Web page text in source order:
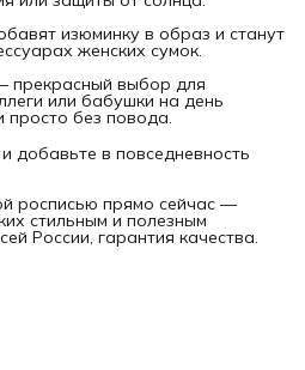
изюминку в образ и станут
женских сумок.
прекрасный выбор для
или бабушки на день
без повода.
добавьте в повседневность
росписью прямо сейчас —
стильным и полезным
России, гарантия качества.